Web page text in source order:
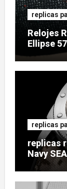
replicas
Relojes
Ellipse
replicas
replicas
Navy